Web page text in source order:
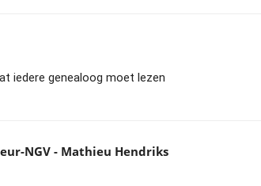
iedere genealoog moet lezen
NGV - Mathieu Hendriks